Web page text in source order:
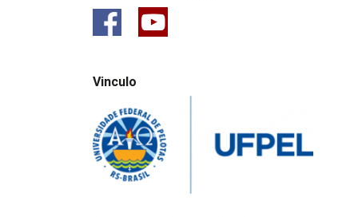
Vinculo